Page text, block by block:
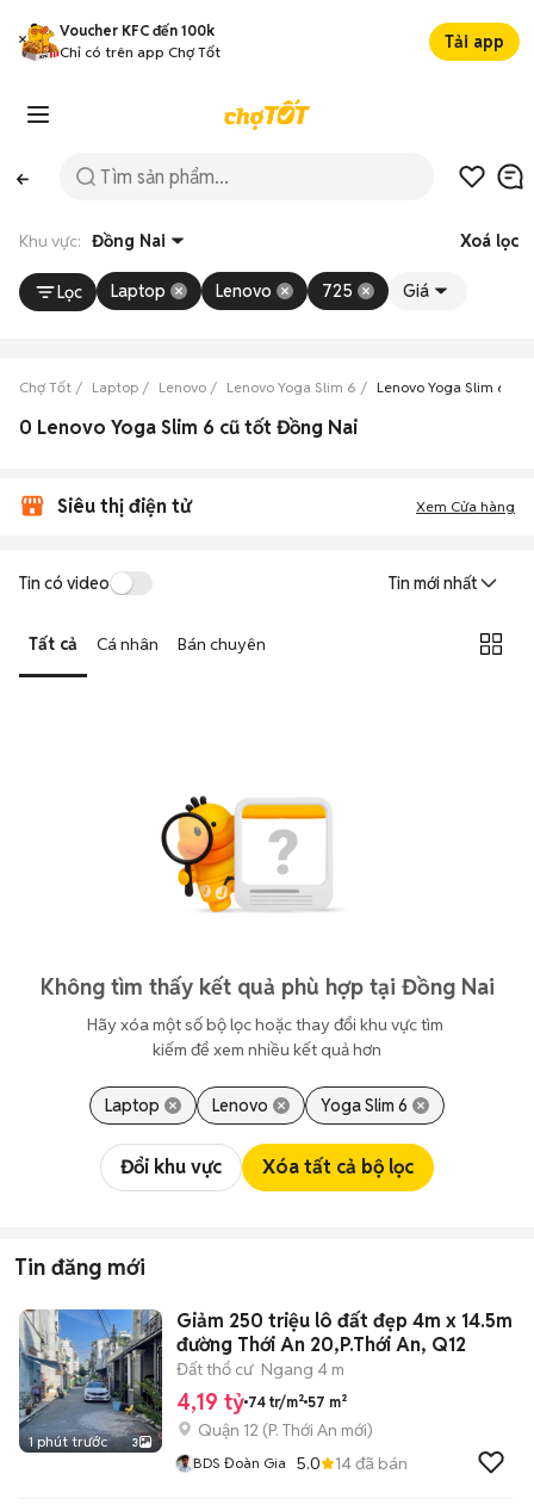
Voucher KFC đến 100k
Chỉ có trên app Chợ Tốt
Tải app
Khu vực: Đồng Nai Xoá lọc
Lọc Laptop Lenovo 725 Giá
Chợ Tốt Laptop Lenovo Lenovo Yoga Slim 6 Lenovo Yoga Slim 6
0 Lenovo Yoga Slim 6 cũ tốt Đồng Nai
Siêu thị điện tử Xem Cửa hàng
Tin có video Tin mới nhất
Tất cả Cá nhân Bán chuyên
Không tìm thấy kết quả phù hợp tại Đồng Nai
Hãy xóa một số bộ lọc hoặc thay đổi khu vực tìm
kiếm để xem nhiều kết quả hơn
Laptop Lenovo Yoga Slim 6
Đổi khu vực Xóa tất cả bộ lọc
Tin đăng mới
1 phút trước 3
Giảm 250 triệu lô đất đẹp 4m x 14.5m
đường Thới An 20,P.Thới An, Q12
Đất thổ cư Ngang 4 m
4,19 tỷ 74 tr/m² 57 m²
Quận 12 (P. Thới An mới)
BDS Đoàn Gia 5.0 14đã bán